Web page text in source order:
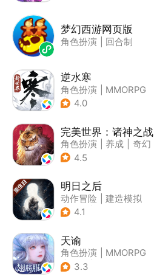
梦幻西游网页版
角色扮演 回合制
逆水寒
角色扮演
MMORPG
| 武侠
4.0
完美世界：诸神之战
角色扮演 养成
奇幻
| 完美世界
4.5
明日之后
动作冒险
建造模拟
| 丧尸
4.1
天谕
角色扮演
MMORPG
| 奇幻
3.3